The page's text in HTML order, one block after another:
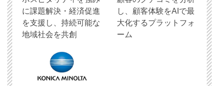
に課題解決・経済促進
を支援し、持続可能な
地域社会を共創
し、顧客体験をAIで最
大化するプラットフォ
ーム